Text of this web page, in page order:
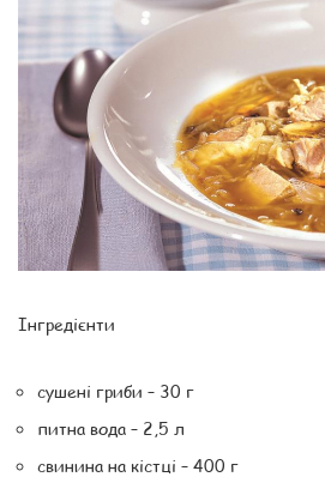
Інгредієнти
сушені гриби – 30 г
питна вода – 2,5 л
свинина на кістці – 400 г